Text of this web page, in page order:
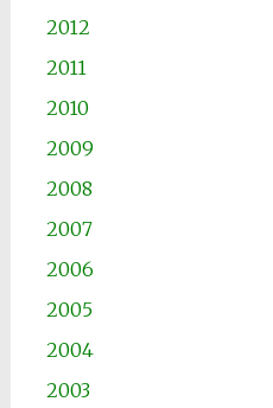
2012
2011
2010
2009
2008
2007
2006
2005
2004
2003